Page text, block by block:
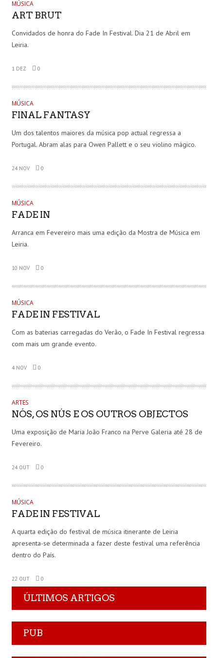
MÚSICA
ART BRUT
Convidados de honra do Fade In Festival. Dia 21 de Abril em
Leiria.
1 DEZ 0
MÚSICA
FINAL FANTASY
Um dos talentos maiores da música pop actual regressa a
Portugal. Abram alas para Owen Pallett e o seu violino mágico.
24 NOV 0
MÚSICA
FADE IN
Arranca em Fevereiro mais uma edição da Mostra de Música em
Leiria.
10 NOV 0
MÚSICA
FADE IN FESTIVAL
Com as baterias carregadas do Verão, o Fade In Festival regressa
com mais um grande evento.
4 NOV 0
ARTES
NÓS, OS NÚS E OS OUTROS OBJECTOS
Uma exposição de Maria João Franco na Perve Galeria até 28 de
Fevereiro.
24 OUT 0
MÚSICA
FADE IN FESTIVAL
A quarta edição do festival de música itinerante de Leiria
apresenta-se determinada a fazer deste festival uma referência
dentro do País.
22 OUT 0
ÚLTIMOS ARTIGOS
PUB